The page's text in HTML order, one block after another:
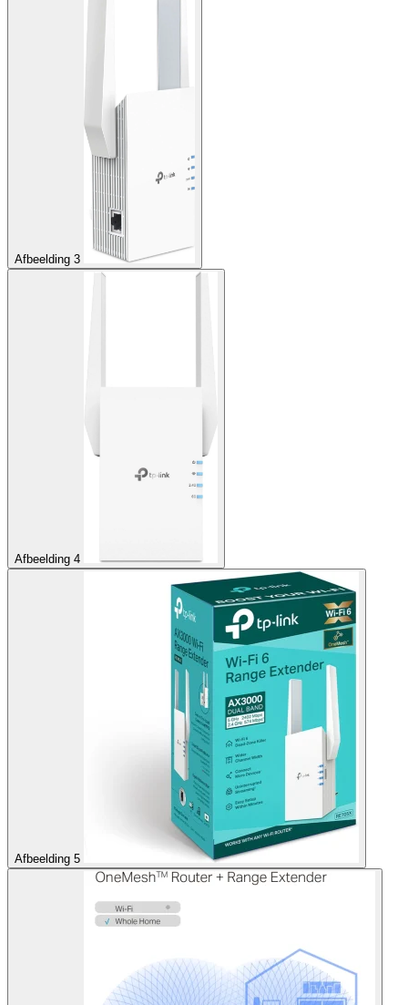
Afbeelding 3
Afbeelding 4
Afbeelding 5